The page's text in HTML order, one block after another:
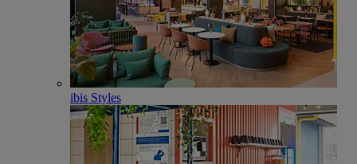
ibis Styles